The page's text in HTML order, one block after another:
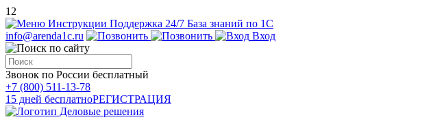
12
Инструкции Поддержка 24/7 База знаний по 1С
info@arenda1c.ru
Вход
Звонок по России бесплатный
+7 (800) 511-13-78
15 дней бесплатноРЕГИСТРАЦИЯ